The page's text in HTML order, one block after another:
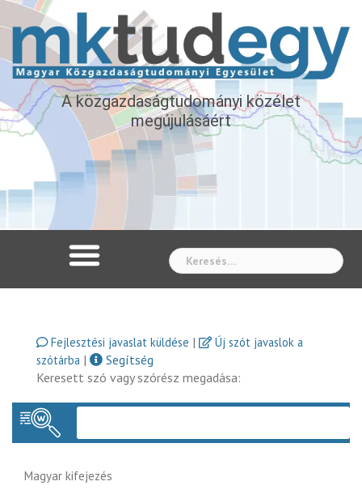
A közgazdaságtudományi közélet
megújulásáért
Fejlesztési javaslat küldése |
Új szót javaslok a
szótárba |
Segítség
Keresett szó vagy szórész megadása:
Magyar kifejezés